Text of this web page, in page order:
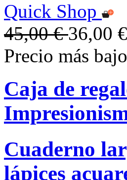
Quick Shop
45,00 €36,00 €
Precio más
Caja de
Cuaderno
lápices